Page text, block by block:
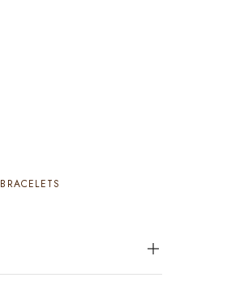
BRACELETS